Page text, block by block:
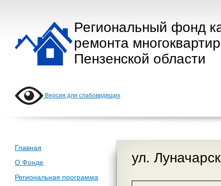
Региональный фонд
ремонта
Пензенской области
Версия для слабовидящих
Главная
О Фонде
Региональная программа
ул.